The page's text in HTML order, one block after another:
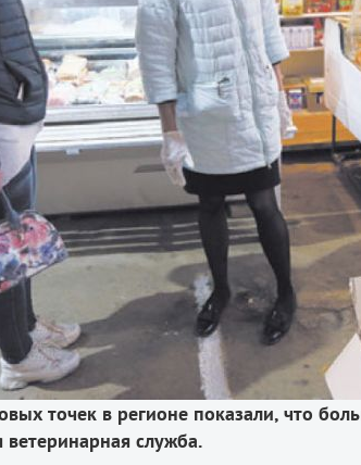
точек в регионе показали, что
ветеринарная служба.